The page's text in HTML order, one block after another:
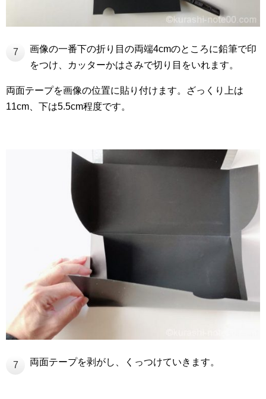
7
画像の一番下の折り目の両端4cmのところに鉛筆で印
をつけ、カッターかはさみで切り目をいれます。
両面テープを画像の位置に貼り付けます。ざっくり上は
11cm、下は5.5cm程度です。
7 両面テープを剥がし、くっつけていきます。